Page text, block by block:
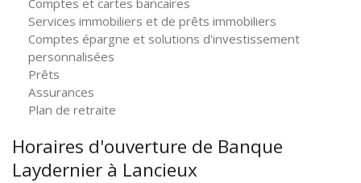
Comptes et cartes bancaires
Services immobiliers et de prêts immobiliers
Comptes épargne et solutions d'investissement
personnalisées
Prêts
Assurances
Plan de retraite
Horaires d'ouverture de Banque
Laydernier à Lancieux